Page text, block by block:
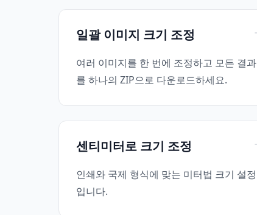
일괄 이미지 크기 조정
여러 이미지를 한 번에 조정하고 모든 결과
를 하나의 ZIP으로 다운로드하세요.
센티미터로 크기 조정
인쇄와 국제 형식에 맞는 미터법 크기 설정
입니다.